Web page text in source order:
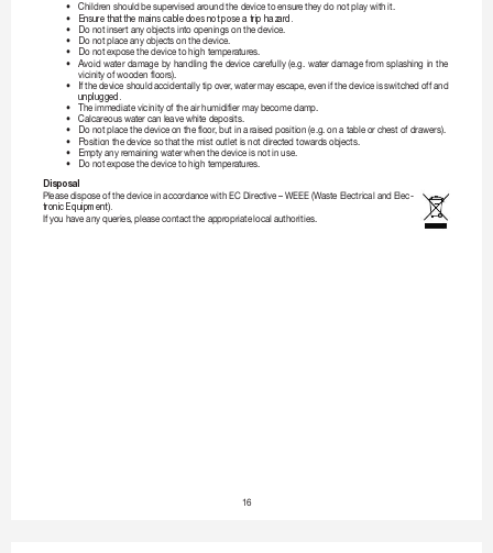
•
Childrenshouldbesupervisedaroundthedevicetoensuretheydonotplaywithit.
• Ensure that the mains cable does not pose a trip hazard.
•
Donotinsertanyobjectsintoopeningsonthedevice.
• Donotplaceanyobjectsonthedevice.
•
Donotexposethedevicetohightemperatures.
• Avoid water damage by handling the device carefully (e.g. water damage from splashing in the
vicinityofwoodenfloors).
•
Ifthedeviceshouldaccidentallytipover,watermayescape,evenifthedeviceisswitchedoffand
unplugged.
•
Theimmediatevicinityoftheairhumidifiermaybecomedamp.
•
Calcareouswatercanleavewhitedeposits.
•
Donotplacethedeviceonthefloor,butinaraisedposition(e.g.onatableorchestofdrawers).
•
Positionthedevicesothatthemistoutletisnotdirectedtowardsobjects.
• Emptyanyremainingwaterwhenthedeviceisnotinuse.
•
Donotexposethedevicetohightemperatures.
Disposal
PleasedisposeofthedeviceinaccordancewithECDirective–WEEE(WasteElectricalandElec-
tronic Equipment).
Ifyouhaveanyqueries,pleasecontacttheappropriatelocalauthorities.
16